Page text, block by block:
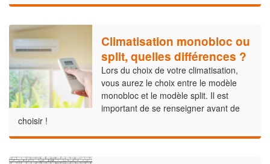
Climatisation monobloc ou
split, quelles différences ?
Lors du choix de votre climatisation,
vous aurez le choix entre le modèle
monobloc et le modèle split. Il est
important de se renseigner avant de
choisir !